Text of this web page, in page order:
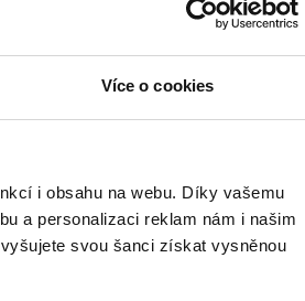
Více o cookies
i obsahu na webu. Díky vašemu
a personalizaci reklam nám i našim
svou šanci získat vysněnou
Hodinový